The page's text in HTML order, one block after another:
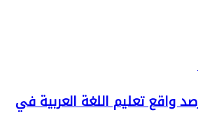
تعليم اللغة العربية في